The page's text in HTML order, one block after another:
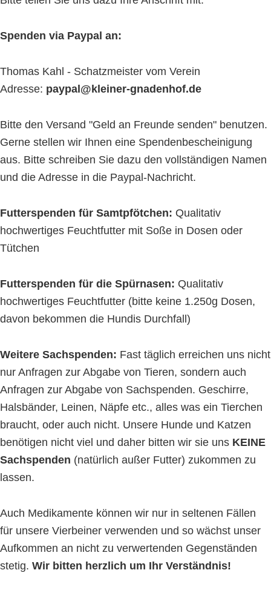
Spenden via Paypal an:
Thomas Kahl - Schatzmeister vom Verein
Adresse: paypal@kleiner-gnadenhof.de
Bitte den Versand "Geld an Freunde senden" benutzen.
Gerne stellen wir Ihnen eine Spendenbescheinigung
aus. Bitte schreiben Sie dazu den vollständigen Namen
und die Adresse in die Paypal-Nachricht.
Futterspenden für Samtpfötchen: Qualitativ
hochwertiges Feuchtfutter mit Soße in Dosen oder
Tütchen
Futterspenden für die Spürnasen: Qualitativ
hochwertiges Feuchtfutter (bitte keine 1.250g Dosen,
davon bekommen die Hundis Durchfall)
Weitere Sachspenden: Fast täglich erreichen uns nicht
nur Anfragen zur Abgabe von Tieren, sondern auch
Anfragen zur Abgabe von Sachspenden. Geschirre,
Halsbänder, Leinen, Näpfe etc., alles was ein Tierchen
braucht, oder auch nicht. Unsere Hunde und Katzen
benötigen nicht viel und daher bitten wir sie uns KEINE
Sachspenden (natürlich außer Futter) zukommen zu
lassen.
Auch Medikamente können wir nur in seltenen Fällen
für unsere Vierbeiner verwenden und so wächst unser
Aufkommen an nicht zu verwertenden Gegenständen
stetig. Wir bitten herzlich um Ihr Verständnis!